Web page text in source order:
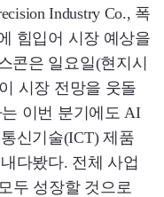
Industry Co., 폭
힘입어 시장 예상을
콘은 일요일(현지시
시장 전망을 웃돌
이번 분기에도 AI
신기술(ICT) 제품
다봤다. 전체 사업
두 성장할 것으로